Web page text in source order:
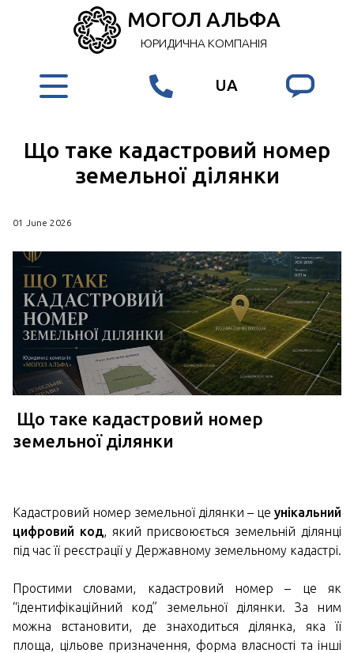
МОГОЛ АЛЬФА
ЮРИДИЧНА КОМПАНІЯ
UA
Що таке кадастровий номер
земельної ділянки
01 June 2026
Що таке кадастровий номер
земельної ділянки
Кадастровий номер земельної ділянки – це унікальний
цифровий код, який присвоюється земельній ділянці
під час її реєстрації у Державному земельному кадастрі.
Простими словами, кадастровий номер – це як
“ідентифікаційний код” земельної ділянки. За ним
можна встановити, де знаходиться ділянка, яка її
площа, цільове призначення, форма власності та інші